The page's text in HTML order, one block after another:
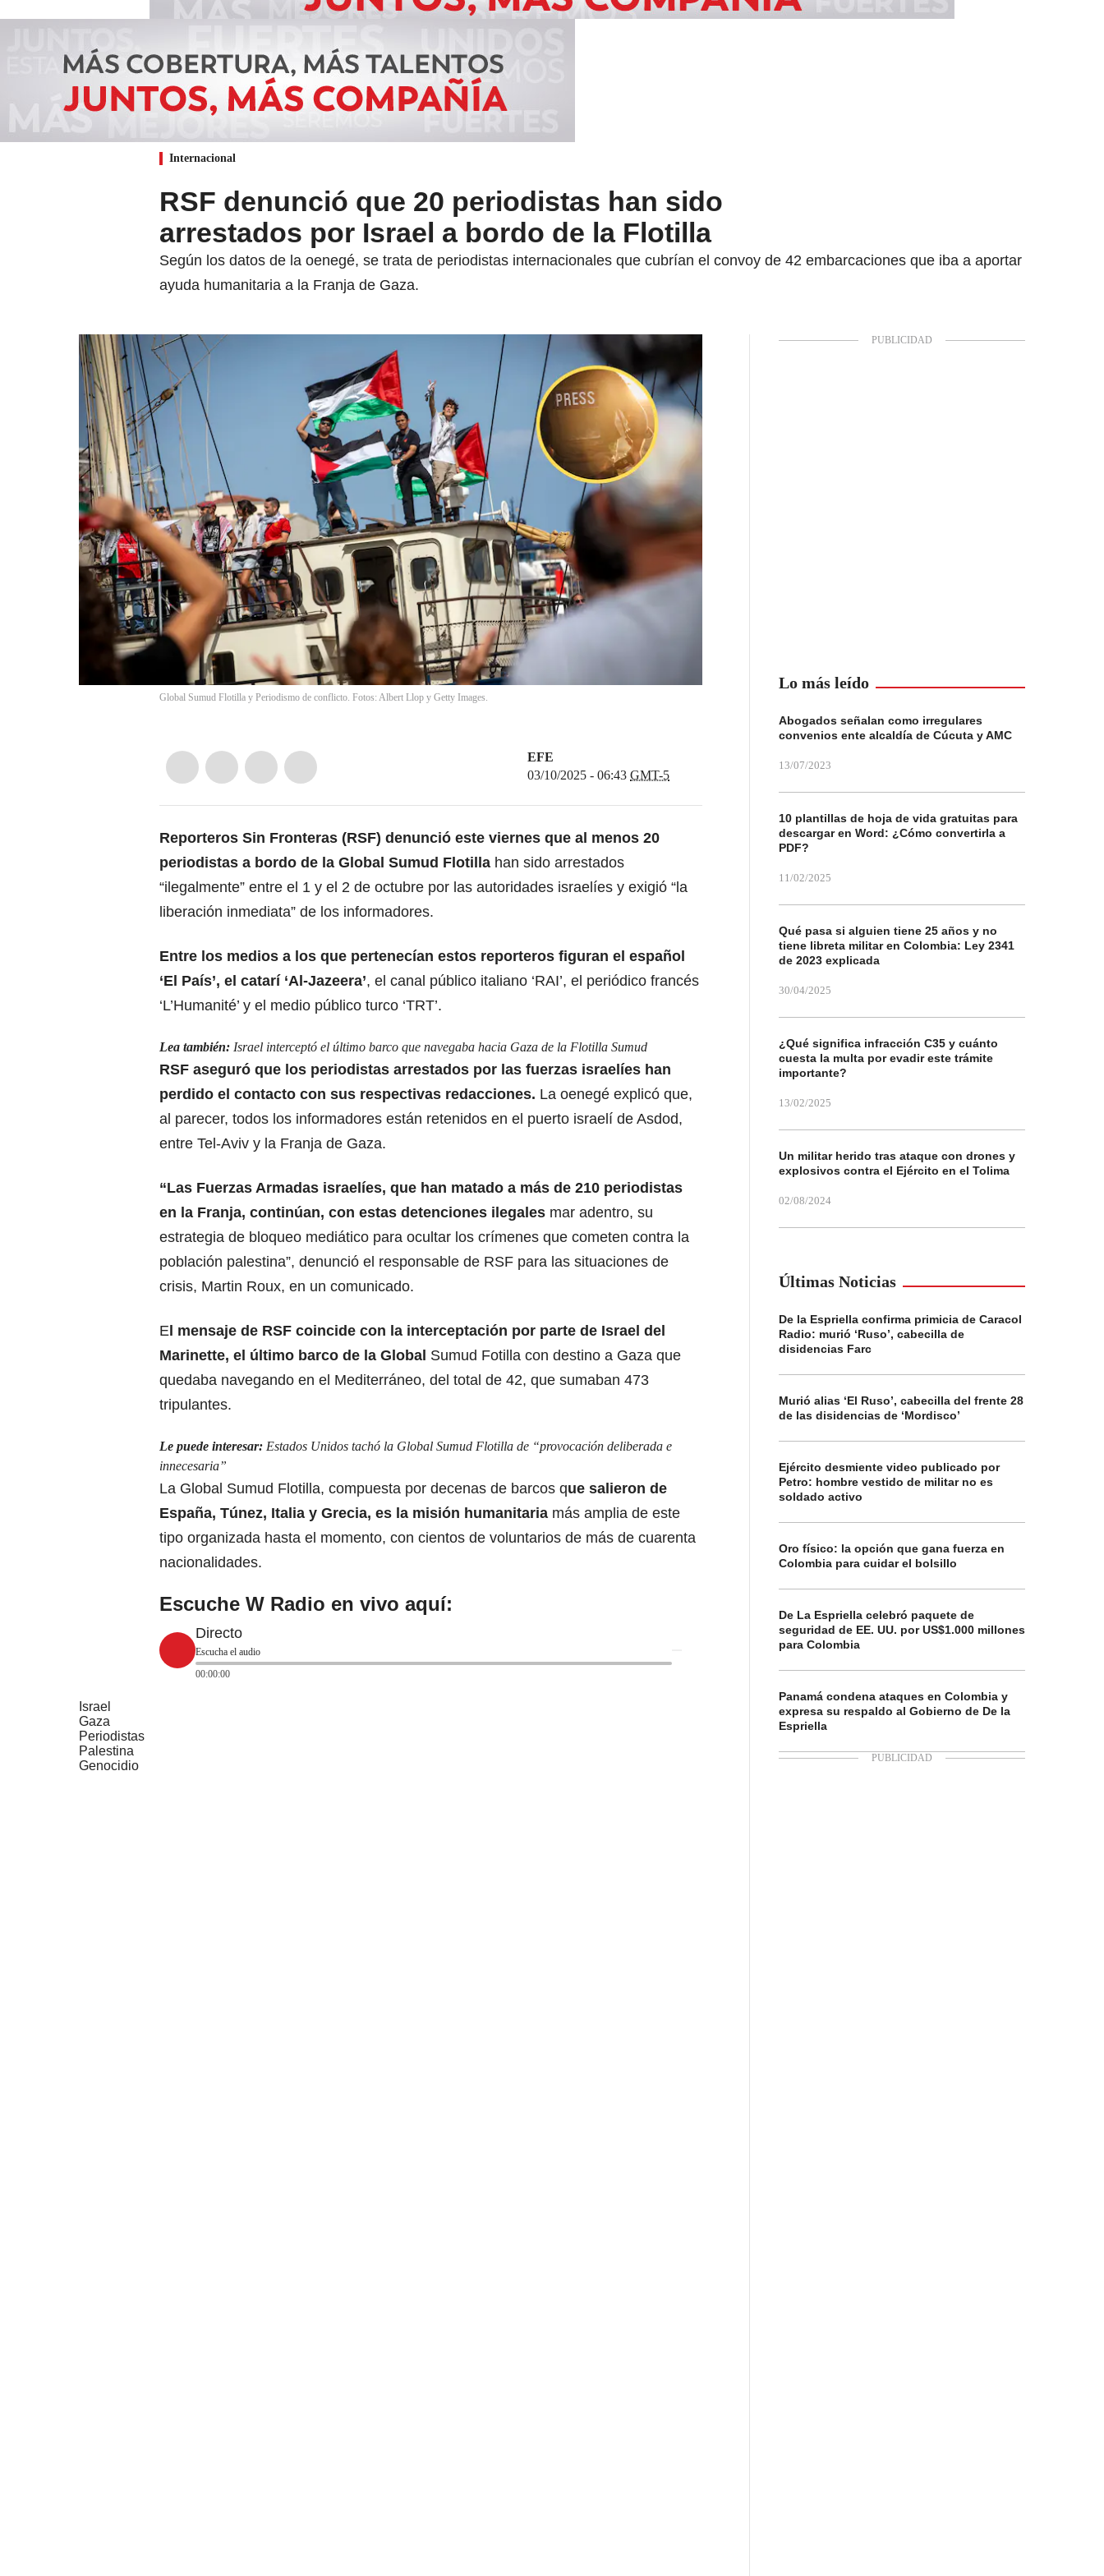
Internacional
RSF denunció que 20 periodistas han sido
arrestados por Israel a bordo de la Flotilla
Según los datos de la oenegé, se trata de periodistas internacionales que cubrían el convoy de 42 embarcaciones que iba a aportar
ayuda humanitaria a la Franja de Gaza.
Global Sumud Flotilla y Periodismo de conflicto. Fotos: Albert Llop y Getty Images.
EFE
03/10/2025 - 06:43 GMT-5
Reporteros Sin Fronteras (RSF) denunció este viernes que al menos 20
periodistas a bordo de la Global Sumud Flotilla han sido arrestados
“ilegalmente” entre el 1 y el 2 de octubre por las autoridades israelíes y exigió “la
liberación inmediata” de los informadores.
Entre los medios a los que pertenecían estos reporteros figuran el español
‘El País’, el catarí ‘Al-Jazeera’, el canal público italiano ‘RAI’, el periódico francés
‘L’Humanité’ y el medio público turco ‘TRT’.
Lea también: Israel interceptó el último barco que navegaba hacia Gaza de la Flotilla Sumud
RSF aseguró que los periodistas arrestados por las fuerzas israelíes han
perdido el contacto con sus respectivas redacciones. La oenegé explicó que,
al parecer, todos los informadores están retenidos en el puerto israelí de Asdod,
entre Tel-Aviv y la Franja de Gaza.
“Las Fuerzas Armadas israelíes, que han matado a más de 210 periodistas
en la Franja, continúan, con estas detenciones ilegales mar adentro, su
estrategia de bloqueo mediático para ocultar los crímenes que cometen contra la
población palestina”, denunció el responsable de RSF para las situaciones de
crisis, Martin Roux, en un comunicado.
El mensaje de RSF coincide con la interceptación por parte de Israel del
Marinette, el último barco de la Global Sumud Fotilla con destino a Gaza que
quedaba navegando en el Mediterráneo, del total de 42, que sumaban 473
tripulantes.
Le puede interesar: Estados Unidos tachó la Global Sumud Flotilla de “provocación deliberada e
innecesaria”
La Global Sumud Flotilla, compuesta por decenas de barcos que salieron de
España, Túnez, Italia y Grecia, es la misión humanitaria más amplia de este
tipo organizada hasta el momento, con cientos de voluntarios de más de cuarenta
nacionalidades.
Escuche W Radio en vivo aquí:
Directo
Escucha el audio
00:00:00
Israel
Gaza
Periodistas
Palestina
Genocidio
Lo más leído
Abogados señalan como irregulares
convenios ente alcaldía de Cúcuta y AMC
13/07/2023
10 plantillas de hoja de vida gratuitas para
descargar en Word: ¿Cómo convertirla a
PDF?
11/02/2025
Qué pasa si alguien tiene 25 años y no
tiene libreta militar en Colombia: Ley 2341
de 2023 explicada
30/04/2025
¿Qué significa infracción C35 y cuánto
cuesta la multa por evadir este trámite
importante?
13/02/2025
Un militar herido tras ataque con drones y
explosivos contra el Ejército en el Tolima
02/08/2024
Últimas Noticias
De la Espriella confirma primicia de Caracol
Radio: murió ‘Ruso’, cabecilla de
disidencias Farc
Murió alias ‘El Ruso’, cabecilla del frente 28
de las disidencias de ‘Mordisco’
Ejército desmiente video publicado por
Petro: hombre vestido de militar no es
soldado activo
Oro físico: la opción que gana fuerza en
Colombia para cuidar el bolsillo
De La Espriella celebró paquete de
seguridad de EE. UU. por US$1.000 millones
para Colombia
Panamá condena ataques en Colombia y
expresa su respaldo al Gobierno de De la
Espriella